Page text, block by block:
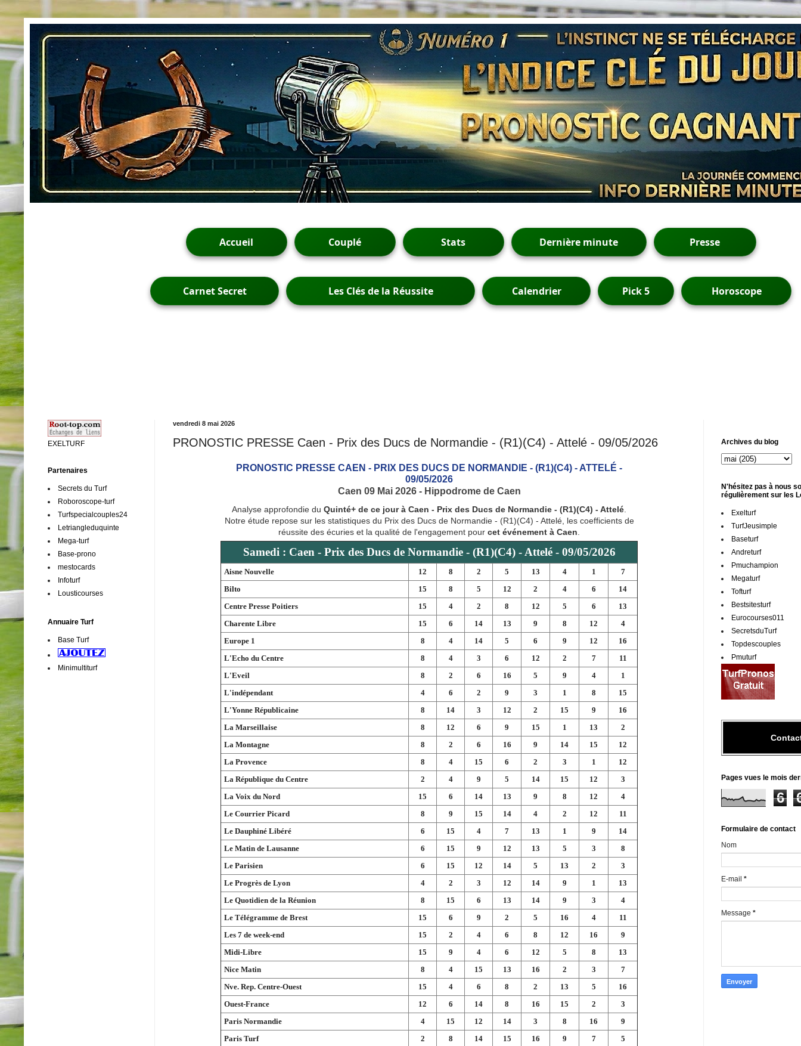
Accueil Couplé Stats Dernière minute Presse
Carnet Secret Les Clés de la Réussite Calendrier Pick 5 Horoscope
vendredi 8 mai 2026
PRONOSTIC PRESSE Caen - Prix des Ducs de Normandie - (R1)(C4) - Attelé - 09/05/2026
PRONOSTIC PRESSE CAEN - PRIX DES DUCS DE NORMANDIE - (R1)(C4) - ATTELÉ -
09/05/2026
Caen 09 Mai 2026 - Hippodrome de Caen
Analyse approfondie du Quinté+ de ce jour à Caen - Prix des Ducs de Normandie - (R1)(C4) - Attelé
Notre étude repose sur les statistiques du Prix des Ducs de Normandie - (R1)(C4) - Attelé, les coefficients de
réussite des écuries et la qualité de l'engagement pour cet événement à Caen
Samedi : Caen - Prix des Ducs de Normandie - (R1)(C4) - Attelé - 09/05/2026
Aisne Nouvelle 12 8 2 5 13 4 1
7
Bilto
15 8 5 12 2 4 6
14
Centre Presse Poitiers
15 4 2 8 12 5 6
13
Charente Libre
15 6 14 13 9 8 12
4
Europe 1
8 4 14 5 6 9 12
16
L'Echo du Centre
8 4 3 6 12 2 7
11
L'Eveil
8 2 6 16 5 9 4
1
L'indépendant
4 6 2 9 3 1 8
15
L'Yonne Républicaine
8 14 3 12 2 15 9
16
La Marseillaise
8 12 6 9 15 1 13
2
La Montagne
8 2 6 16 9 14 15
12
La Provence
8 4 15 6 2 3 1
12
La République du Centre
2 4 9 5 14 15 12
3
La Voix du Nord
15 6 14 13 9 8 12
4
Le Courrier Picard
8 9 15 14 4 2 12
11
Le Dauphiné Libéré
6 15 4 7 13 1 9
14
Le Matin de Lausanne
6 15 9 12 13 5 3
8
Le Parisien
6 15 12 14 5 13 2
3
Le Progrès de Lyon
4 2 3 12 14 9 1
13
Le Quotidien de la Réunion
8 15 6 13 14 9 3
4
Le Télégramme de Brest
15 6 9 2 5 16 4
11
Les 7 de week-end
15 2 4 6 8 12 16
9
Midi-Libre
15 9 4 6 12 5 8
13
Nice Matin
8 4 15 13 16 2 3
7
Nve. Rep. Centre-Ouest
15 4 6 8 2 13 5
16
Ouest-France
12 6 14 8 16 15 2
3
Paris Normandie
4 15 12 14 3 8 16
9
Paris Turf
2 8 14 15 16 9 7
5
EXELTURF
Partenaires
Secrets du Turf
Roboroscope-turf
Turfspecialcouples24
Letriangleduquinte
Mega-turf
Base-prono
mestocards
Infoturf
Lousticourses
Annuaire Turf
Base Turf
Minimultiturf
Archives du blog
N'hésitez pas à nous
régulièrement sur les
Exelturf
TurfJeusimple
Baseturf
Andreturf
Pmuchampion
Megaturf
Tofturf
Bestsitesturf
Eurocourses011
SecretsduTurf
Topdescouples
Pmuturf
Pages vues le mois
6
Formulaire de contact
Nom
E-mail *
Message *